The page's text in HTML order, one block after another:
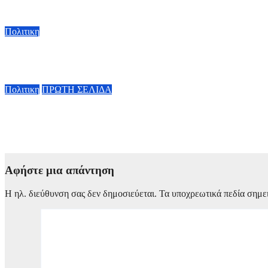
Πολιτικη
Πολιτικη ΠΡΩΤΗ ΣΕΛΙΔΑ
Αφήστε μια απάντηση
Η ηλ. διεύθυνση σας δεν δημοσιεύεται. Τα υποχρεωτικά πεδία